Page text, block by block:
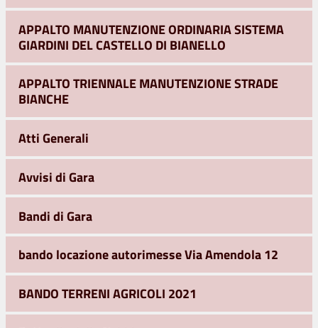
APPALTO MANUTENZIONE ORDINARIA SISTEMA
GIARDINI DEL CASTELLO DI BIANELLO
APPALTO TRIENNALE MANUTENZIONE STRADE
BIANCHE
Atti Generali
Avvisi di Gara
Bandi di Gara
bando locazione autorimesse Via Amendola 12
BANDO TERRENI AGRICOLI 2021